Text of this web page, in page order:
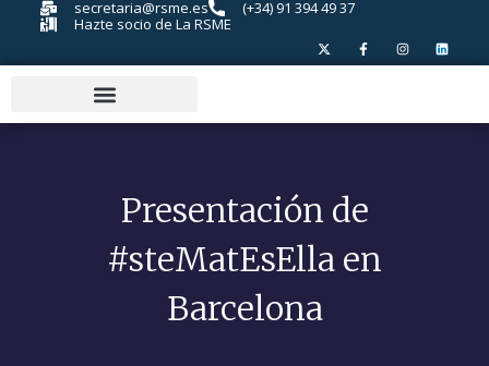
secretaria@rsme.es
(+34) 91 394 49 37
Hazte socio de La RSME
Presentación de
#steMatEsElla en
Barcelona